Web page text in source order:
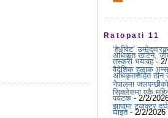
Ratopati 11
‘हेभीवेट’
अधिकृत खटिने,
तस्करी भयावह- 2/
वैदेशिक हुलाक
अधिकृतसहित तीन
नेपालमा
सिक्लेसमा एकै
पर्यटक - 2/2/
झापामा ट्र्याक्टर
घाइते- 2/2/2026